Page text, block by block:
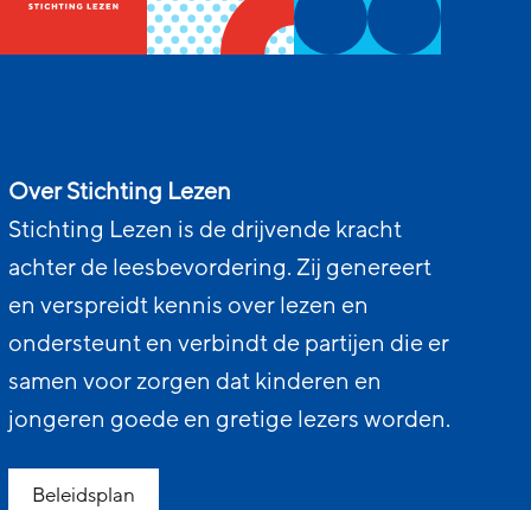
Over Stichting Lezen
Stichting Lezen is de drijvende kracht
achter de leesbevordering. Zij genereert
en verspreidt kennis over lezen en
ondersteunt en verbindt de partijen die er
samen voor zorgen dat kinderen en
jongeren goede en gretige lezers worden.
Beleidsplan